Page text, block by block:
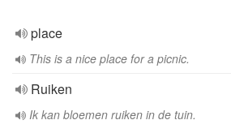
place
This is a nice place for a picnic.
Ruiken
Ik kan bloemen ruiken in de tuin.